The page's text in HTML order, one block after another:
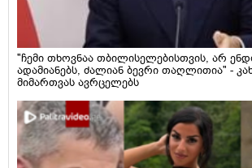
"ჩემი თხოვნაა თბილისელებისთვის, არ
ადამიანებს, ძალიან ბევრი თაღლითია" -
მიმართვას ავრცელებს